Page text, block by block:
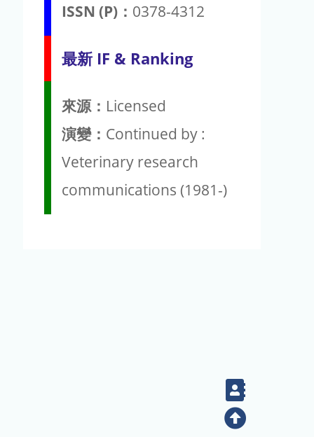
ISSN (P)： 0378-4312
最新 IF & Ranking
來源： Licensed
演變： Continued by :
Veterinary research
communications (1981-)
Contact
Top